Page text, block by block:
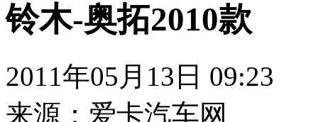
铃木-奥拓2010款
2011年05月13日 09:23
来源： 爱卡汽车网